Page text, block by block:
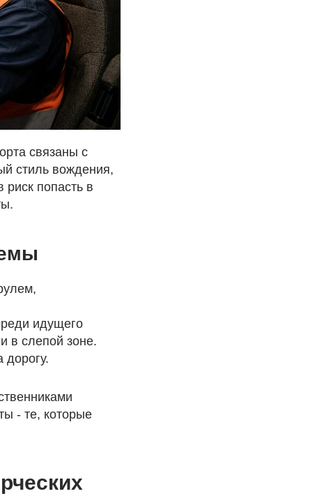
связаны с
стиль вождения,
риск попасть в
идущего
в слепой зоне.
дорогу.
- те, которые